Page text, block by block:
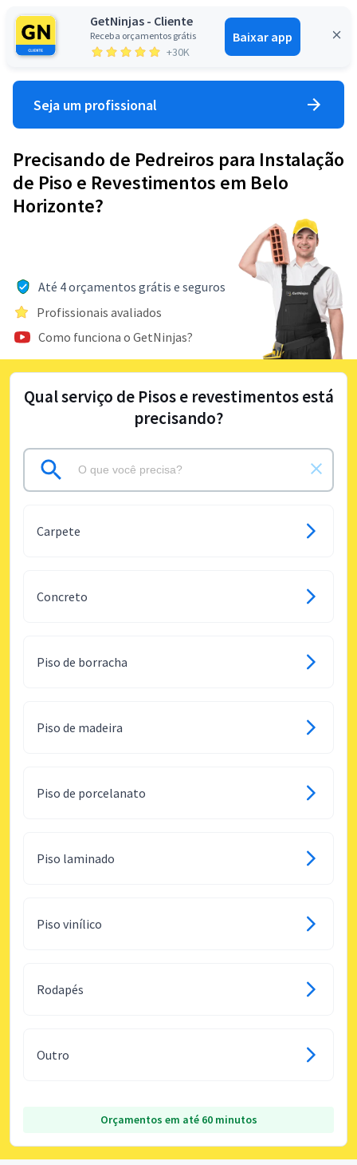
GetNinjas - Cliente
Receba orçamentos grátis
+30K
Baixar app
Entrar
Seja um profissional
Precisando de Pedreiros para Instalação
de Piso e Revestimentos em Belo
Horizonte?
Até 4 orçamentos grátis e seguros
Profissionais avaliados
Como funciona o GetNinjas?
Qual serviço de Pisos e revestimentos está
precisando?
Carpete
Concreto
Piso de borracha
Piso de madeira
Piso de porcelanato
Piso laminado
Piso vinílico
Rodapés
Outro
Orçamentos em até 60 minutos